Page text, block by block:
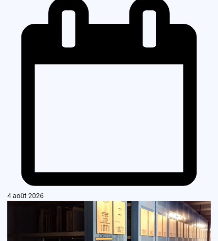
4 août 2026